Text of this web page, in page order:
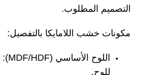
التصميم المطلوب.
مكونات خشب اللامايكا بالتفصيل:
اللوح الأساسي (MDF/HDF):
للوح.